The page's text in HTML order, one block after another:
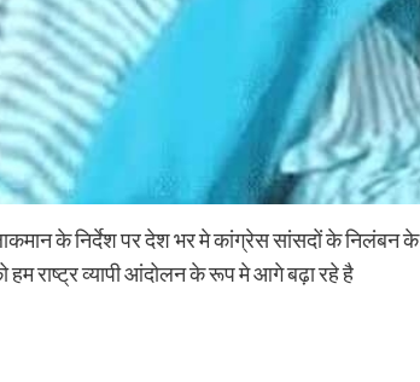
के निर्देश पर देश भर मे कांग्रेस सांसदों के निलंबन के
हम राष्ट्र व्यापी आंदोलन के रूप मे आगे बढ़ा रहे है